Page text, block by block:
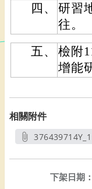
四、
研習
往。
五、
檢附
增能
相關附件
下架日期：